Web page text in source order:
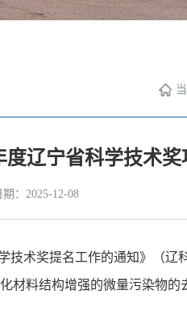
辽宁省科学技术奖
：2025-12-08
术奖提名工作的通知》（辽
材料结构增强的微量污染物的